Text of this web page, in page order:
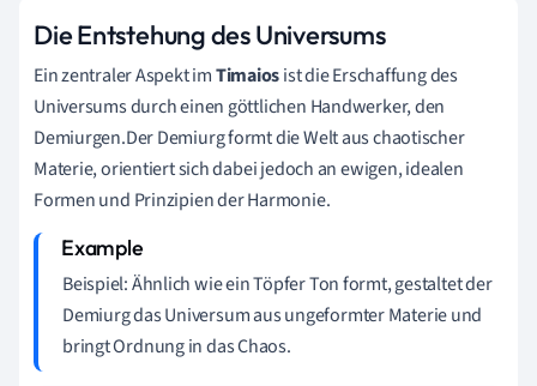
Die Entstehung des Universums
Ein zentraler Aspekt imTimaiosist die Erschaffung des
Universums durch einen göttlichen Handwerker, den
Demiurgen.Der Demiurg formt die Welt aus chaotischer
Materie, orientiert sich dabei jedoch an ewigen, idealen
Formen und Prinzipien der Harmonie.
Beispiel: Ähnlich wie ein Töpfer Ton formt, gestaltet der
Demiurg das Universum aus ungeformter Materie und
bringt Ordnung in das Chaos.